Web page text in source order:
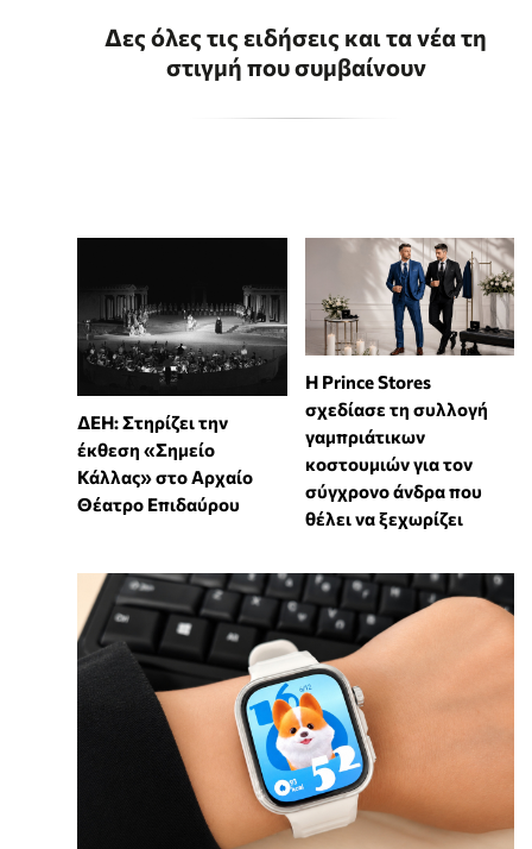
Δες όλες τις ειδήσεις και τα νέα τη
στιγμή που συμβαίνουν
ΔΕΗ: Στηρίζει την
έκθεση «Σημείο
Κάλλας» στο Αρχαίο
Θέατρο Επιδαύρου
Η Prince Stores
σχεδίασε τη συλλογή
γαμπριάτικων
κοστουμιών για τον
σύγχρονο άνδρα που
θέλει να ξεχωρίζει